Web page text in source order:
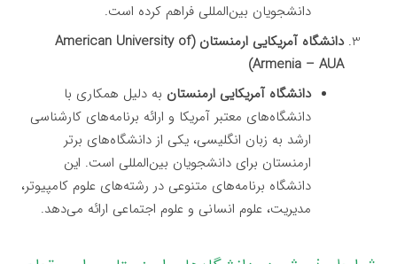
دانشجویان بین‌المللی فراهم کرده است.
دانشگاه آمریکایی ارمنستان (American University of
Armenia – AUA)
دانشگاه آمریکایی ارمنستان به دلیل همکاری با
دانشگاه‌های معتبر آمریکا و ارائه برنامه‌های کارشناسی
ارشد به زبان انگلیسی، یکی از دانشگاه‌های برتر
ارمنستان برای دانشجویان بین‌المللی است. این
دانشگاه برنامه‌های متنوعی در رشته‌های علوم کامپیوتر،
مدیریت، علوم انسانی و علوم اجتماعی ارائه می‌دهد.